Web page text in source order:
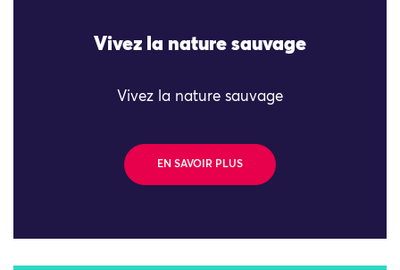
Vivez la nature sauvage
Vivez la nature sauvage
EN SAVOIR PLUS